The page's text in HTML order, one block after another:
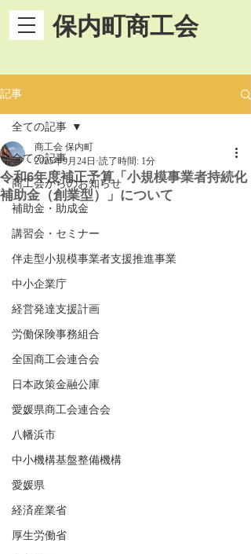
保内町商工会
記事
全ての記事
商工会からのお知らせ
補助金・助成金
講習会・セミナー
伴走型小規模事業者支援推進事業
中小企業庁
経営発達支援計画
労働保険事務組合
全国商工会連合会
日本政策金融公庫
愛媛県商工会連合会
八幡浜市
中小機構基盤整備機構
愛媛県
経済産業省
厚生労働省
全ての記事
令和6年度補正予算「小規模事業者持続化
補助金（創業型）」について
商工会 保内町
2025年9月24日 読了時間: 1分